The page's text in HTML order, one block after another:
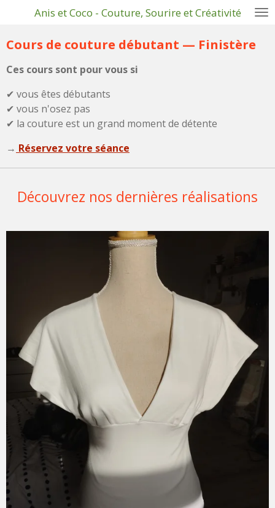
Passer
contenu
Anis et Coco - Couture, Sourire et Créativité
Cours de couture débutant — Finistère
Ces cours sont pour vous si
✔ vous êtes débutants
✔ vous n'osez pas
✔ la couture est un grand moment de détente
→ Réservez votre séance
Découvrez nos dernières réalisations